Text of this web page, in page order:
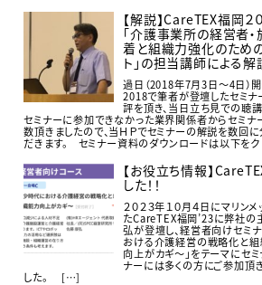
【解説】CareTEX福岡
「介護事業所の経営者
着と組織力強化のため
ト」の担当講師による
過日（2018年7月3日～4日）
2018で筆者が登壇したセミ
評を頂き、当日立ち見での聴
セミナーに参加できなかった業界関係者からセミ
数頂きましたので、当ＨＰでセミナーの解説を数回
だきます。 セミナー資料のダウンロードは以下を
【お役立ち情報】
した！！
２０２３年１０月４日にマリン
たCareTEX福岡’23に弊社の
弘が登壇し、経営者向けセミ
おける介護経営の戦略化と
向上がカギ～」をテーマにセミ
ナーには多くの方にご参加頂
した。 […]